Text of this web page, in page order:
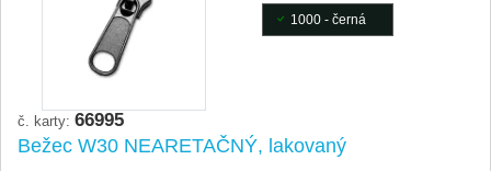
1000 - černá
č. karty: 66995
Bežec W30 NEARETAČNÝ, lakovaný